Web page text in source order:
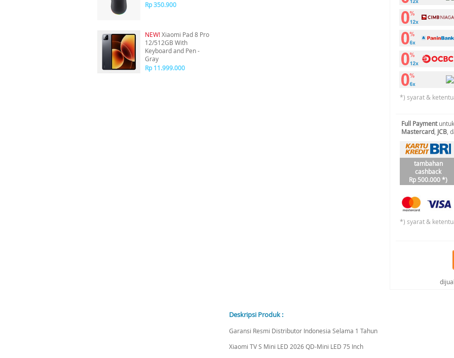
Rp 350.900
NEW!Xiaomi Pad 8 Pro
12/512GB With
Keyboard and Pen -
Gray
Rp 11.999.000
*) syarat &
Full Payment
Mastercard JCB ,
tambahan
cashback
Rp 500.000 *)
*) syarat &
Deskripsi Produk :
Garansi Resmi Distributor Indonesia Selama 1 Tahun
Xiaomi TV S Mini LED 2026 QD-Mini LED 75 Inch